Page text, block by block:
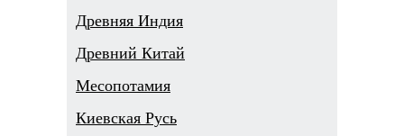
Древняя Индия
Древний Китай
Месопотамия
Киевская Русь